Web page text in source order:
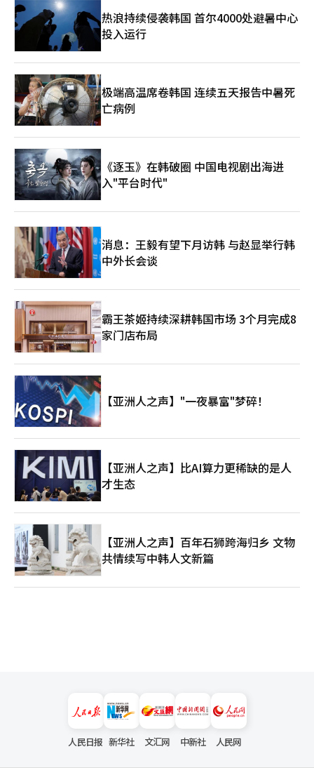
济发展；而全罗道则长期支持进步派，追求社会改革与公平分配。
这种“投票地图”的对立逐渐演变为选举中的“红蓝分裂”。 文
化与性格差异也加深了误解。全罗道人语调温和、倾向于婉转表
达，但往往被误解为“不直接”“话多”；而庆尚道人语气直接、
个性果敢，却被视为“粗鲁”“强势”。这些刻板印象在媒体和综
艺上被反复呈现，进一步放大彼此间的文化隔阂。 然而，随着代
际更替与社会转型，韩国地域对立的传统格局呈显著消解趋势。年
轻世代对地域身份的认同度持续弱化，加之政府持续推进“地方均
衡发展”政策 ，全罗道基础设施与科技产业正逐步提升，逐渐
从“民主圣地”转型为AI产业枢纽。同时，庆尚道年轻一代也开始
反思传统保守阵营的世袭政治结构，地域忠诚度对政治倾向的影响
力明显下降。尽管老一辈中仍存留着基于地域的情感隔阂，但整体
社会正呈现出超越地域主义的融合态势。 全罗道与庆尚道之间的
地域矛盾，本质上是涉及政治权力分配及区域发展公平性等的深层
社会议题。要真正消解“互相看不惯”的情绪，需要政策层面的资
源再分配和文化层面的相互理解 ，从根本上重建区域间的社会信
热浪持续侵袭韩国 首尔4000处避暑中心
投入运行
极端高温席卷韩国 连续五天报告中暑死
亡病例
《逐玉》在韩破圈 中国电视剧出海进
入"平台时代"
消息：王毅有望下月访韩 与赵显举行韩
中外长会谈
霸王茶姬持续深耕韩国市场 3个月完成8
家门店布局
【亚洲人之声】"一夜暴富"梦碎！
【亚洲人之声】比AI算力更稀缺的是人
才生态
【亚洲人之声】百年石狮跨海归乡 文物
共情续写中韩人文新篇
人民日报 新华社 文汇网 中新社 人民网